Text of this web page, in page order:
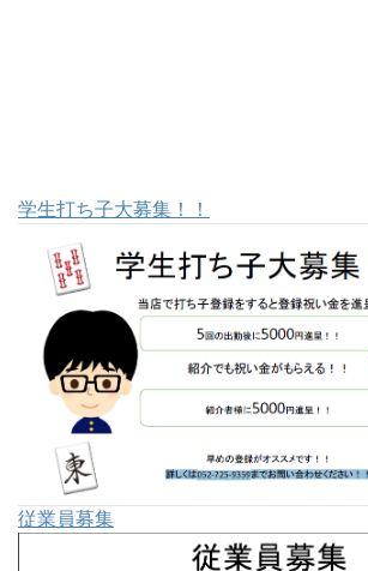
学生打ち子大募集！！
従業員募集